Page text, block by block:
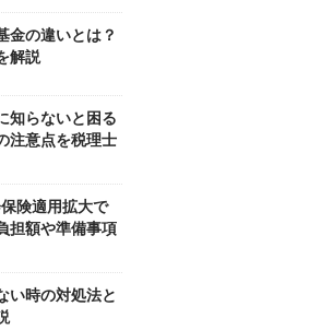
金の違いとは？
解説
知らないと困る
注意点を税理士
険適用拡大で
担額や準備事項
い時の対処法と